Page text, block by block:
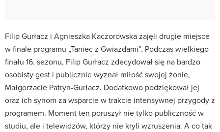
Filip Gurłacz i Agnieszka Kaczorowska zajęli drugie miejsce
w finale programu „Taniec z Gwiazdami”. Podczas wielkiego
finału 16. sezonu, Filip Gurłacz zdecydował się na bardzo
osobisty gest i publicznie wyznał miłość swojej żonie,
Małgorzacie Patryn-Gurłacz. Dodatkowo podziękował jej
oraz ich synom za wsparcie w trakcie intensywnej przygody z
programem. Moment ten poruszył nie tylko publiczność w
studiu, ale i telewidzów, którzy nie kryli wzruszenia. A co tak